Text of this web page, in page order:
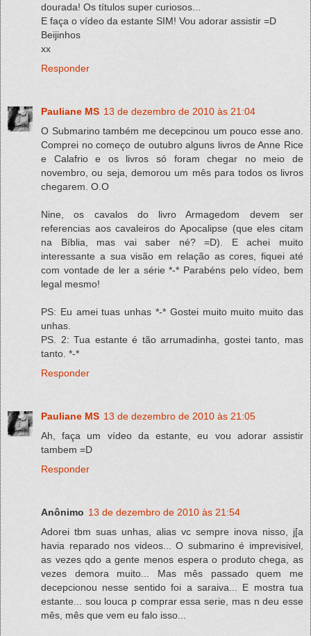
dourada! Os títulos super curiosos...
E faça o vídeo da estante SIM! Vou adorar assistir =D
Beijinhos
xx
Responder
Pauliane MS 13 de dezembro de 2010 às 21:04
O Submarino também me decepcinou um pouco esse ano.
Comprei no começo de outubro alguns livros de Anne Rice
e Calafrio e os livros só foram chegar no meio de
novembro, ou seja, demorou um mês para todos os livros
chegarem. O.O
Nine, os cavalos do livro Armagedom devem ser
referencias aos cavaleiros do Apocalipse (que eles citam
na Bíblia, mas vai saber né? =D). E achei muito
interessante a sua visão em relação as cores, fiquei até
com vontade de ler a série *-* Parabéns pelo vídeo, bem
legal mesmo!
PS: Eu amei tuas unhas *-* Gostei muito muito muito das
unhas.
PS. 2: Tua estante é tão arrumadinha, gostei tanto, mas
tanto. *-*
Responder
Pauliane MS 13 de dezembro de 2010 às 21:05
Ah, faça um vídeo da estante, eu vou adorar assistir
tambem =D
Responder
Anônimo 13 de dezembro de 2010 às 21:54
Adorei tbm suas unhas, alias vc sempre inova nisso, j[a
havia reparado nos videos... O submarino é imprevisivel,
as vezes qdo a gente menos espera o produto chega, as
vezes demora muito... Mas mês passado quem me
decepcionou nesse sentido foi a saraiva... E mostra tua
estante... sou louca p comprar essa serie, mas n deu esse
mês, mês que vem eu falo isso...